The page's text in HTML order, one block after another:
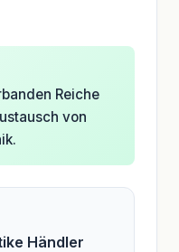
Reiche
von
Händler